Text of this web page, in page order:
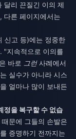
달리 끈질긴 이의 제
다른 페이지에서는
신고 등)에는 정중한
"지속적으로 이의를
바로 그런사례에서
실수가 아니라 시스
얼마나 많이 보내든
정을 복구할 수 없습
문에 그들의 손발은
증명하기 전까지는